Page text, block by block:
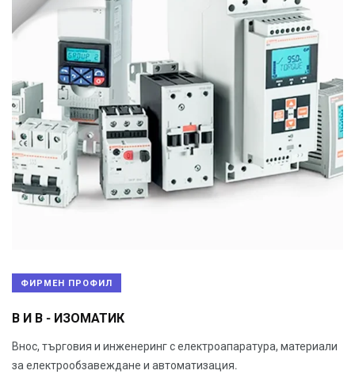
ФИРМЕН ПРОФИЛ
В И В - ИЗОМАТИК
Внос, търговия и инженеринг с електроапаратура, материали
за електрообзавеждане и автоматизация.